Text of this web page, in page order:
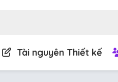
Tài nguyên Thiết kế